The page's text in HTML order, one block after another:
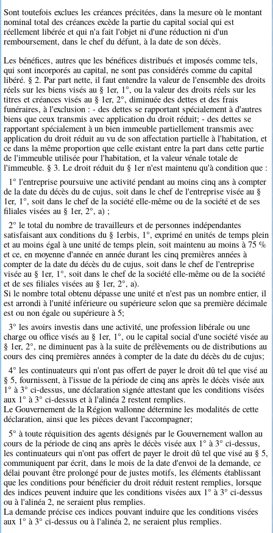
Sont toutefois exclues les créances précitées, dans la mesure où le montant
nominal total des créances excède la partie du capital social qui est
réellement libérée et qui n'a fait l'objet ni d'une réduction ni d'un
remboursement, dans le chef du défunt, à la date de son décès.
Les bénéfices, autres que les bénéfices distribués et imposés comme tels,
qui sont incorporés au capital, ne sont pas considérés comme du capital
libéré. § 2. Par part nette, il faut entendre la valeur de l'ensemble des droits
réels sur les biens visés au § 1er, 1°, ou la valeur des droits réels sur les
titres et créances visés au § 1er, 2°, diminuée des dettes et des frais
funéraires, à l'exclusion : - des dettes se rapportant spécialement à d'autres
biens que ceux transmis avec application du droit réduit; - des dettes se
rapportant spécialement à un bien immeuble partiellement transmis avec
application du droit réduit au vu de son affectation partielle à l'habitation, et
ce dans la même proportion que celle existant entre la part dans cette partie
de l'immeuble utilisée pour l'habitation, et la valeur vénale totale de
l'immeuble. § 3. Le droit réduit du § 1er n'est maintenu qu'à condition que :
1° l'entreprise poursuive une activité pendant au moins cinq ans à compter
de la date du décès du de cujus, soit dans le chef de l'entreprise visée au §
1er, 1°, soit dans le chef de la société elle-même ou de la société et de ses
filiales visées au § 1er, 2°, a) ;
2° le total du nombre de travailleurs et de personnes indépendantes
satisfaisant aux conditions du § 1erbis, 1°, exprimé en unités de temps plein
et au moins égal à une unité de temps plein, soit maintenu au moins à 75 %
et ce, en moyenne d'année en année durant les cinq premières années à
compter de la date du décès du de cujus, soit dans le chef de l'entreprise
visée au § 1er, 1°, soit dans le chef de la société elle-même ou de la société
et de ses filiales visées au § 1er, 2°, a).
Si le nombre total obtenu dépasse une unité et n'est pas un nombre entier, il
est arrondi à l'unité inférieure ou supérieure selon que sa première décimale
est ou non égale ou supérieure à 5;
3° les avoirs investis dans une activité, une profession libérale ou une
charge ou office visés au § 1er, 1°, ou le capital social d'une société visée au
§ 1er, 2°, ne diminuent pas à la suite de prélèvements ou de distributions au
cours des cinq premières années à compter de la date du décès du de cujus;
4° les continuateurs qui n'ont pas offert de payer le droit dû tel que visé au
§ 5, fournissent, à l'issue de la période de cinq ans après le décès visée aux
1° à 3° ci-dessus, une déclaration signée attestant que les conditions visées
aux 1° à 3° ci-dessus et à l'alinéa 2 restent remplies.
Le Gouvernement de la Région wallonne détermine les modalités de cette
déclaration, ainsi que les pièces devant l'accompagner;
5° à toute réquisition des agents désignés par le Gouvernement wallon au
cours de la période de cinq ans après le décès visée aux 1° à 3° ci-dessus,
les continuateurs qui n'ont pas offert de payer le droit dû tel que visé au § 5,
communiquent par écrit, dans le mois de la date d'envoi de la demande, ce
délai pouvant être prolongé pour de justes motifs, les éléments établissant
que les conditions pour bénéficier du droit réduit restent remplies, lorsque
des indices peuvent induire que les conditions visées aux 1° à 3° ci-dessus
ou à l'alinéa 2, ne seraient plus remplies.
La demande précise ces indices pouvant induire que les conditions visées
aux 1° à 3° ci-dessus ou à l'alinéa 2, ne seraient plus remplies.